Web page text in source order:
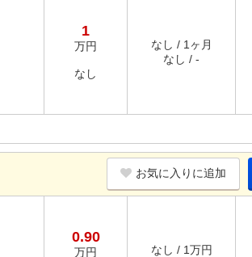
1
万円
なし
なし / 1ヶ月
なし / -
お気に入りに追加
0.90
万円
なし / 1万円